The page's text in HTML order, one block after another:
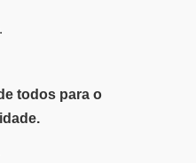
todos para o